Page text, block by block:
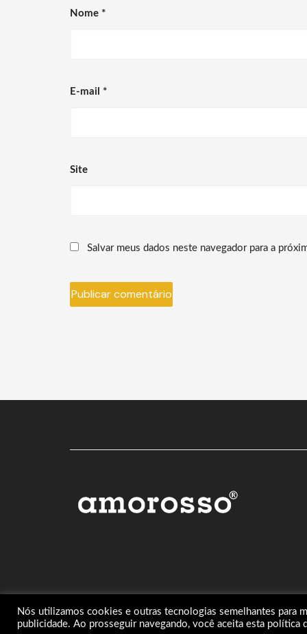
Nome *
E-mail *
Site
Salvar meus dados neste navegador para a
Nós utilizamos cookies e outras tecnologias semelhantes para
publicidade. Ao prosseguir navegando, você aceita esta política